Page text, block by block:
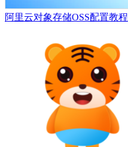
阿里云对象存储OSS配置教程